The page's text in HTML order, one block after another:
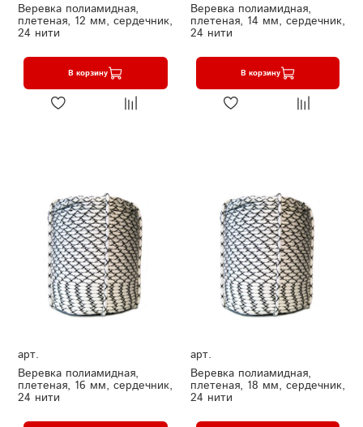
Веревка полиамидная,
плетеная, 12 мм, сердечник,
24 нити
В корзину
Веревка полиамидная,
плетеная, 14 мм, сердечник,
24 нити
В корзину
арт.
Веревка полиамидная,
плетеная, 16 мм, сердечник,
24 нити
арт.
Веревка полиамидная,
плетеная, 18 мм, сердечник,
24 нити